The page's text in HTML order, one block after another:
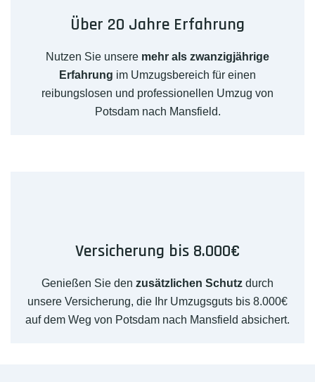
Über 20 Jahre Erfahrung
Nutzen Sie unsere mehr als zwanzigjährige
Erfahrung im Umzugsbereich für einen
reibungslosen und professionellen Umzug von
Potsdam nach Mansfield.
Versicherung bis 8.000€
Genießen Sie den zusätzlichen Schutz durch
unsere Versicherung, die Ihr Umzugsguts bis 8.000€
auf dem Weg von Potsdam nach Mansfield absichert.